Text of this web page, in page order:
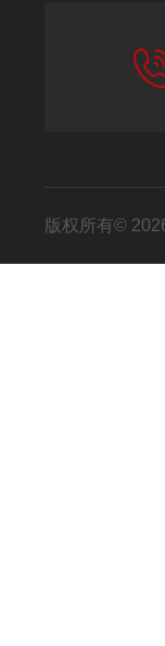
版权所有©